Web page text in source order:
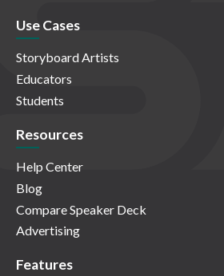
Use Cases
Storyboard Artists
Educators
Students
Resources
Help Center
Blog
Compare Speaker Deck
Advertising
Features